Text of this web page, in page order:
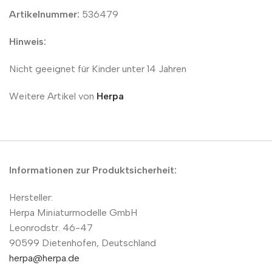
Artikelnummer: 536479
Hinweis:
Nicht geeignet für Kinder unter 14 Jahren
Weitere Artikel von Herpa
Informationen zur Produktsicherheit:
Hersteller:
Herpa Miniaturmodelle GmbH
Leonrodstr. 46-47
90599 Dietenhofen, Deutschland
herpa@herpa.de